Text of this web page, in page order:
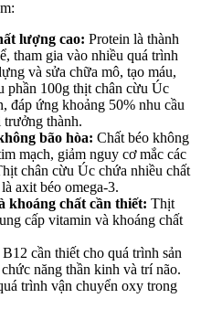
lượng cao: Protein là thành
tham gia vào nhiều quá trình
và sửa chữa mô, tạo máu,
100g thịt chân cừu Úc
đáp ứng khoảng 50% nhu cầu
trưởng thành.
bão hòa: Chất béo không
mạch, giảm nguy cơ mắc các
chân cừu Úc chứa nhiều chất
axit béo omega-3.
khoáng chất cần thiết: Thịt
cấp vitamin và khoáng chất
cần thiết cho quá trình sản
năng thần kinh và trí não.
trình vận chuyển oxy trong